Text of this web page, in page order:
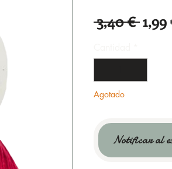
3,40 € 1,99
Agotado
Notificar al